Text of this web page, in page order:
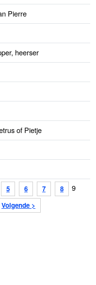
5 6 7 8 9
Volgende >
Pierre
heerser
of Pietje